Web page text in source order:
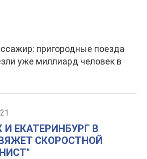
пригородные поезда
уже миллиард человек в
И ЕКАТЕРИНБУРГ В
СКОРОСТНОЙ